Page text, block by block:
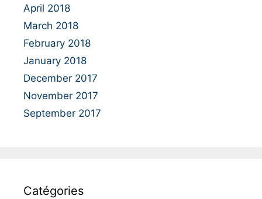
April 2018
March 2018
February 2018
January 2018
December 2017
November 2017
September 2017
Catégories